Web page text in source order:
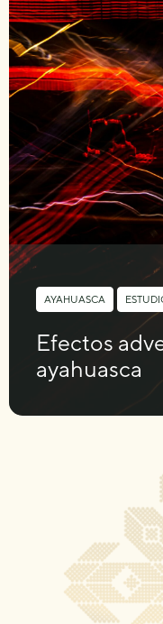
AYAHUASCA
Efectos
ayahuasca